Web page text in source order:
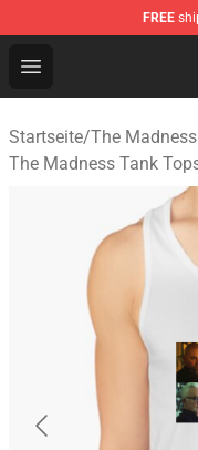
FREE
Open menu
The Madness
Startseite/The
The Madness Tank